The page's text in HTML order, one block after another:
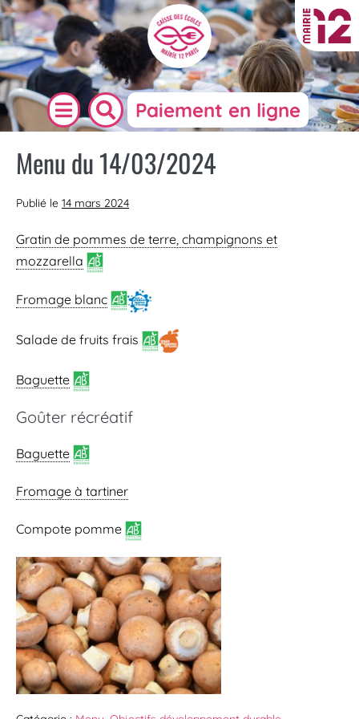
Paiement en ligne
Menu du 14/03/2024
Publié le 14 mars 2024
Gratin de pommes de terre, champignons et
mozzarella
Fromage blanc
Salade de fruits frais
Baguette
Goûter récréatif
Baguette
Fromage à tartiner
Compote pomme